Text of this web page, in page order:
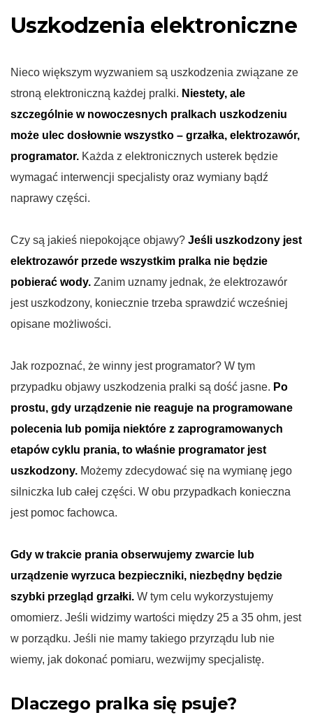
Uszkodzenia elektroniczne
Nieco większym wyzwaniem są uszkodzenia związane ze
stroną elektroniczną każdej pralki. Niestety, ale
szczególnie w nowoczesnych pralkach uszkodzeniu
może ulec dosłownie wszystko – grzałka, elektrozawór,
programator. Każda z elektronicznych usterek będzie
wymagać interwencji specjalisty oraz wymiany bądź
naprawy części.
Czy są jakieś niepokojące objawy? Jeśli uszkodzony jest
elektrozawór przede wszystkim pralka nie będzie
pobierać wody. Zanim uznamy jednak, że elektrozawór
jest uszkodzony, koniecznie trzeba sprawdzić wcześniej
opisane możliwości.
Jak rozpoznać, że winny jest programator? W tym
przypadku objawy uszkodzenia pralki są dość jasne. Po
prostu, gdy urządzenie nie reaguje na programowane
polecenia lub pomija niektóre z zaprogramowanych
etapów cyklu prania, to właśnie programator jest
uszkodzony. Możemy zdecydować się na wymianę jego
silniczka lub całej części. W obu przypadkach konieczna
jest pomoc fachowca.
Gdy w trakcie prania obserwujemy zwarcie lub
urządzenie wyrzuca bezpieczniki, niezbędny będzie
szybki przegląd grzałki. W tym celu wykorzystujemy
omomierz. Jeśli widzimy wartości między 25 a 35 ohm, jest
w porządku. Jeśli nie mamy takiego przyrządu lub nie
wiemy, jak dokonać pomiaru, wezwijmy specjalistę.
Dlaczego pralka się psuje?